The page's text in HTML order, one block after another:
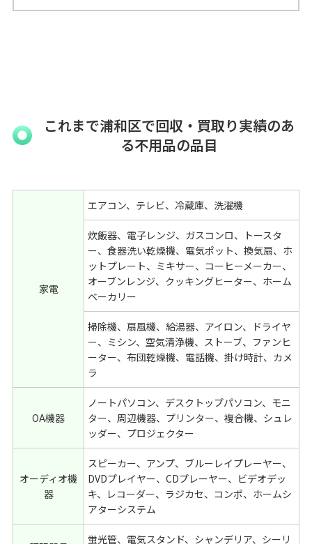
これまで浦和区で回収・買取り実績のあ
る不用品の品目
家電
エアコン、テレビ、冷蔵庫、洗濯機
炊飯器、電子レンジ、ガスコンロ、トースタ
ー、食器洗い乾燥機、電気ポット、換気扇、ホ
ットプレート、ミキサー、コーヒーメーカー、
オーブンレンジ、クッキングヒーター、ホーム
ベーカリー
掃除機、扇風機、給湯器、アイロン、ドライヤ
ー、ミシン、空気清浄機、ストーブ、ファンヒ
ーター、布団乾燥機、電話機、掛け時計、カメ
ラ
OA機器
ノートパソコン、デスクトップパソコン、モニ
ター、周辺機器、プリンター、複合機、シュレ
ッダー、プロジェクター
オーディオ機
器
スピーカー、アンプ、ブルーレイプレーヤー、
DVDプレイヤー、CDプレーヤー、ビデオデッ
キ、レコーダー、ラジカセ、コンポ、ホームシ
アターシステム
蛍光管、電気スタンド、シャンデリア、シーリ